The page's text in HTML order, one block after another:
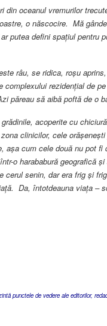
din oceanul vremurilor
o născocire. Mă
putea defini spațiul
râu, se ridica, roșu
complexului rezidențial de
păreau să aibă poftă de o
acoperite cu
clinicilor, cele
așa cum cele două nu pot
o harababură
senin, dar era frig și
Da, întotdeauna viața –
punctele de vedere ale editorilor,